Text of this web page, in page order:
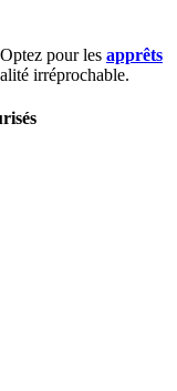
pour les apprêts
irréprochable.